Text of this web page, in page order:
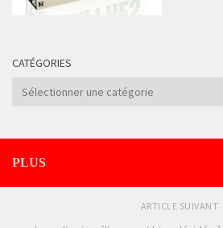
CATÉGORIES
Catégories
PLUS
ARTICLE SUIVANT